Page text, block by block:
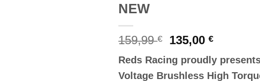
NEW
159,99€
Original
was:
159,99 €.
135,00€Η
τιμή
είναι:
Reds Racing proudly
Voltage Brushless High